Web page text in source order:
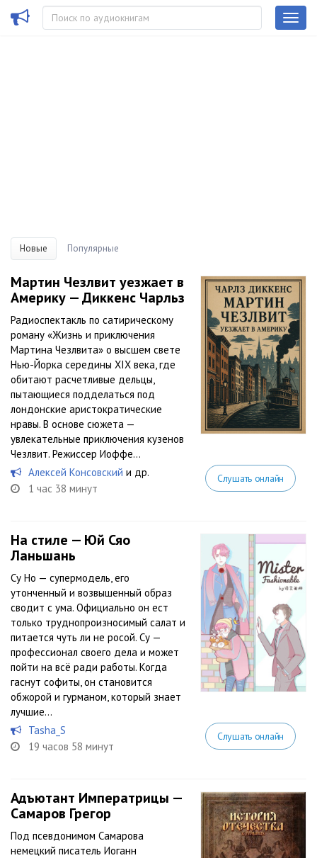
Новые Популярные
Мартин Чезлвит уезжает в
Америку — Диккенс Чарльз
Радиоспектакль по сатирическому
роману «Жизнь и приключения
Мартина Чезлвита» о высшем свете
Нью-Йорка середины XIX века, где
обитают расчетливые дельцы,
пытающиеся подделаться под
лондонские аристократические
нравы. В основе сюжета —
увлекательные приключения кузенов
Чезлвит. Режиссер Иоффе...
Алексей Консовский и др.
1 час 38 минут
Слушать онлайн
На стиле — Юй Сяо
Ланьшань
Су Но — супермодель, его
утонченный и возвышенный образ
сводит с ума. Официально он ест
только труднопроизносимый салат и
питается чуть ли не росой. Су —
профессионал своего дела и может
пойти на всё ради работы. Когда
гаснут софиты, он становится
обжорой и гурманом, который знает
лучшие...
Tasha_S
19 часов 58 минут
Слушать онлайн
Адъютант Императрицы —
Самаров Грегор
Под псевдонимом Самарова
немецкий писатель Иоганн